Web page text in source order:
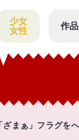
少女
女性
作
まぁ」フラグを